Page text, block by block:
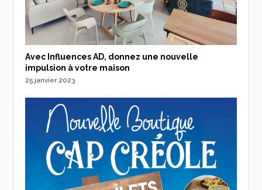
Avec Influences AD, donnez une nouvelle
impulsion à votre maison
25 janvier 2023